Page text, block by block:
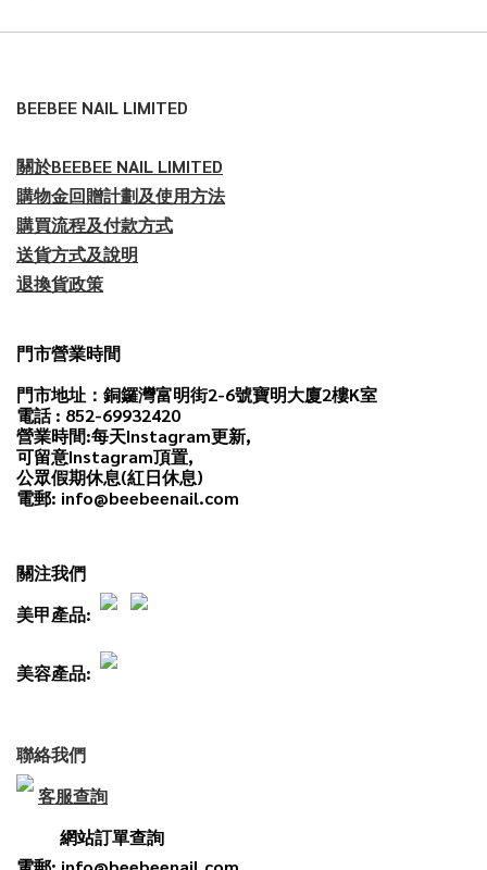
BEEBEE NAIL LIMITED
關於BEEBEE NAIL LIMITED
購物金回贈計劃及使用方法
購買流程及付款方式
送貨方式及說明
退換貨政策
門市營業時間
門市地址：銅鑼灣富明街2-6號寶明大廈2樓K室
電話 : 852-69932420
營業時間:每天Instagram更新,
可留意Instagram頂置,
公眾假期休息(紅日休息)
電郵: info@beebeenail.com
關注我們
美甲產品:
美容產品:
聯絡我們
客服查詢
網站訂單查詢